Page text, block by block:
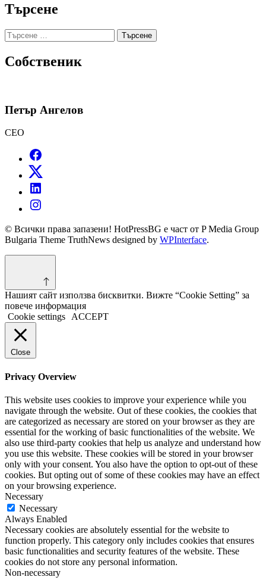
Търсене
Търсене
за:
Собственик
Петър Ангелов
CEO
© Всички права запазени! HotPressBG е част от P Media Group
Bulgaria Theme TruthNews designed by WPInterface.
Нашият сайт използва бисквитки. Вижте “Cookie Setting” за
повече информация
Cookie settings ACCEPT
Close
Privacy Overview
This website uses cookies to improve your experience while you
navigate through the website. Out of these cookies, the cookies that
are categorized as necessary are stored on your browser as they are
essential for the working of basic functionalities of the website. We
also use third-party cookies that help us analyze and understand how
you use this website. These cookies will be stored in your browser
only with your consent. You also have the option to opt-out of these
cookies. But opting out of some of these cookies may have an effect
on your browsing experience.
Necessary
Necessary
Always Enabled
Necessary cookies are absolutely essential for the website to
function properly. This category only includes cookies that ensures
basic functionalities and security features of the website. These
cookies do not store any personal information.
Non-necessary